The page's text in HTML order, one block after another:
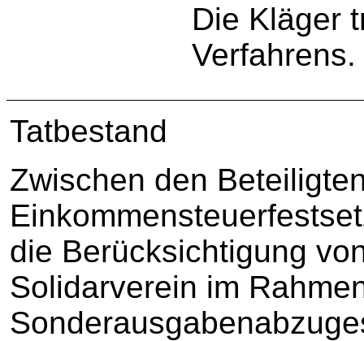
Die Kläger
Verfahrens.
Tatbestand
Zwischen den
die Berücksichtigung
Solidarverein im